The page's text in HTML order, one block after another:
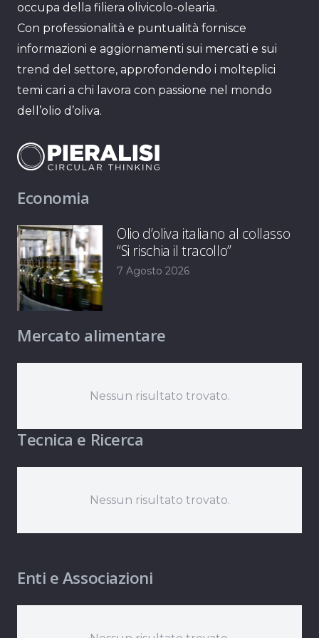
occupa della filiera olivicolo-olearia.
Con professionalità e puntualità fornisce
informazioni e aggiornamenti sui mercati e sui
trend del settore, approfondendo i molteplici
temi cari a chi lavora con passione nel mondo
dell’olio d’oliva.
Economia
Olio d’oliva italiano al collasso
“Si rischia il tracollo”
7 Agosto 2026
Mercato alimentare
Nessun risultato trovato.
Tecnica e Ricerca
Nessun risultato trovato.
Enti e Associazioni